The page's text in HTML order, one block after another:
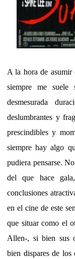
A la hora de asumir
siempre me suele
desmesurada
deslumbrantes y
prescindibles y
siempre hay algo
pudiera pensarse.
del que hace
conclusiones
en el cine de este
que situar como el
Allen-, si bien sus
bien dispares de